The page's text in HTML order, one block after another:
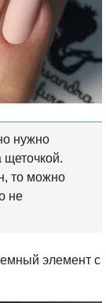
нужно
щеточкой.
то можно
не
элемент с